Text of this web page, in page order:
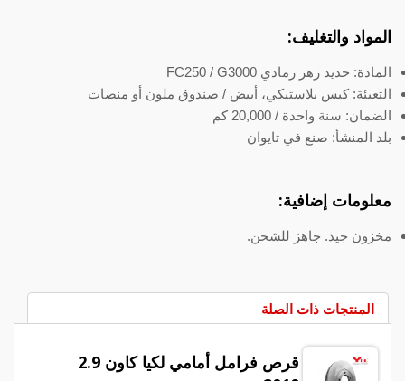
المواد والتغليف:
المادة: حديد زهر رمادي FC250 / G3000
التعبئة: كيس بلاستيكي، أبيض / صندوق ملون أو منصات
الضمان: سنة واحدة / 20,000 كم
بلد المنشأ: صنع في تايوان
معلومات إضافية:
مخزون جيد. جاهز للشحن.
المنتجات ذات الصلة
قرص فرامل أمامي لكيا كاون 2.9